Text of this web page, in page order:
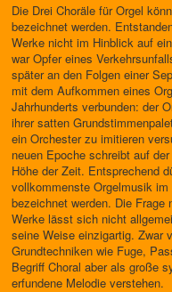
Die Drei Choräle für Orgel
be­zeichnet werden.
Werke nicht im Hinblick auf
war Opfer eines
später an den Folgen einer
mit dem Aufkommen eines
Jahrhunderts verbunden: der
ihrer satten
ein Orche­ster zu imitieren
neuen Epoche schreibt auf
Höhe der Zeit. Entsprechend
vollkommenste Orgelmusik
bezeichnet werden. Die Frage
Werke lässt sich nicht
seine Weise einzigartig. Zwar
Grundtechniken wie Fuge,
Begriff Choral aber als große
erfundene Melodie verstehen.